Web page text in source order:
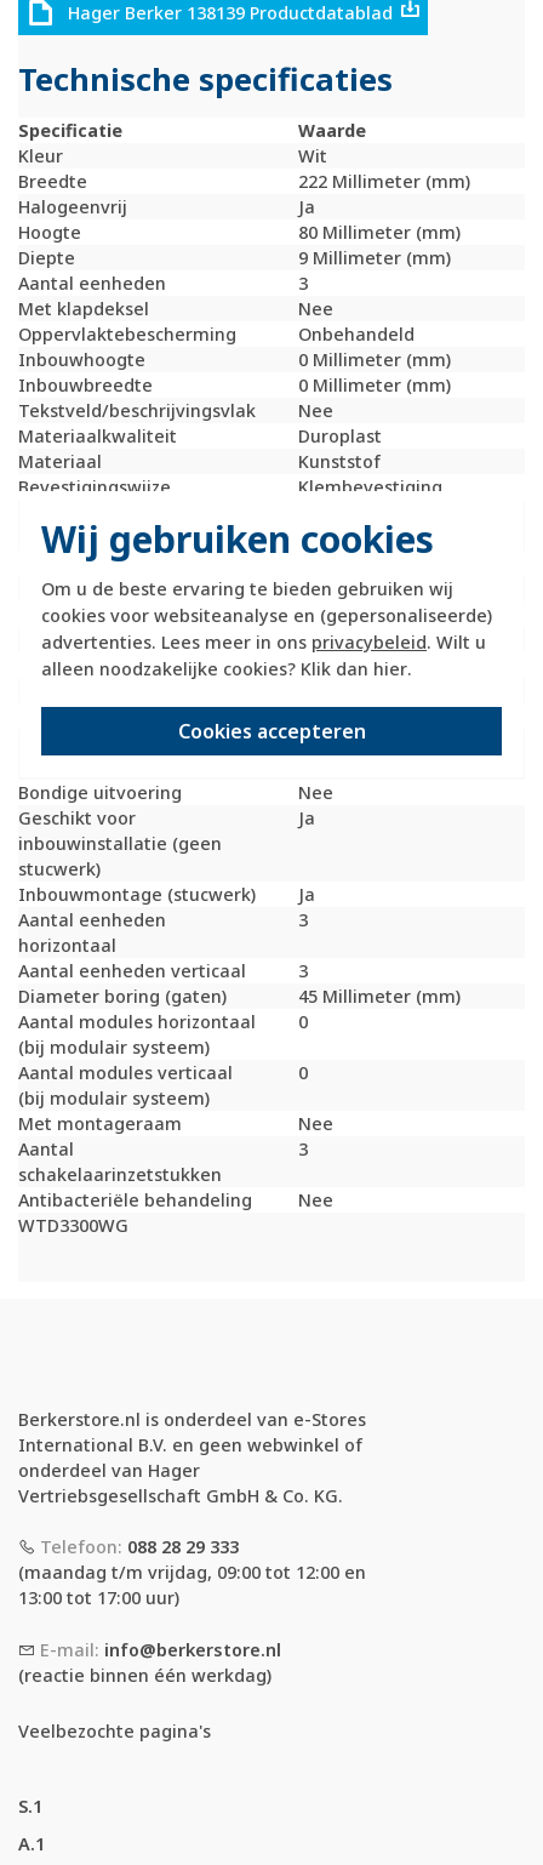
Wij gebruiken cookies
Om u de beste ervaring te bieden gebruiken wij
cookies voor websiteanalyse en (gepersonaliseerde)
advertenties. Lees meer in ons privacybeleid. Wilt u
alleen noodzakelijke cookies? Klik dan hier.
Cookies accepteren
Hager Berker 138139 Productdatablad
Technische specificaties
Specificatie
Waarde
Kleur
Wit
Breedte
222 Millimeter (mm)
Halogeenvrij
Ja
Hoogte
80 Millimeter (mm)
Diepte
9 Millimeter (mm)
Aantal eenheden
3
Met klapdeksel
Nee
Oppervlaktebescherming
Onbehandeld
Inbouwhoogte
0 Millimeter (mm)
Inbouwbreedte
0 Millimeter (mm)
Tekstveld/beschrijvingsvlak
Nee
Materiaalkwaliteit
Duroplast
Materiaal
Kunststof
Bevestigingswijze
Klembevestiging
verticaal
RAL-nummer (vergelijkbaar)
Slagvastheid
IK02
Beschermingsgraad (IP)
IP20
Geschikt voor vloerpot
Nee
Transparant
Nee
Ja
Bondige uitvoering
Nee
Geschikt voor
inbouwinstallatie (geen
stucwerk)
Ja
Inbouwmontage (stucwerk)
Ja
Aantal eenheden
horizontaal
3
Aantal eenheden verticaal
3
Diameter boring (gaten)
45 Millimeter (mm)
Aantal modules horizontaal
(bij modulair systeem)
0
Aantal modules verticaal
(bij modulair systeem)
0
Met montageraam
Nee
Aantal
schakelaarinzetstukken
3
Antibacteriële behandeling
Nee
WTD3300WG
Berkerstore.nl is onderdeel van e-Stores
International B.V. en geen webwinkel of
onderdeel van Hager
Vertriebsgesellschaft GmbH & Co. KG.
Telefoon: 088 28 29 333
(maandag t/m vrijdag, 09:00 tot 12:00 en
13:00 tot 17:00 uur)
E-mail: info@berkerstore.nl
(reactie binnen één werkdag)
Veelbezochte pagina's
S.1
A.1